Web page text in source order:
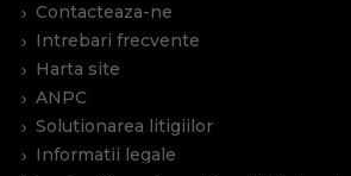
Contacteaza-ne
Intrebari frecvente
Harta site
ANPC
Solutionarea litigiilor
Informatii legale